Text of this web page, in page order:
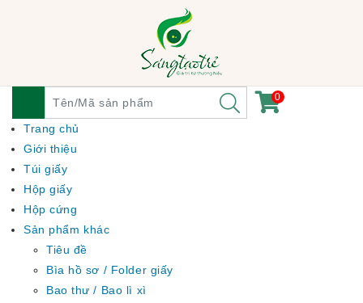
0
Trang chủ
Giới thiệu
Túi giấy
Hộp giấy
Hộp cứng
Sản phẩm khác
Tiêu đề
Bìa hồ sơ / Folder giấy
Bao thư / Bao lì xì